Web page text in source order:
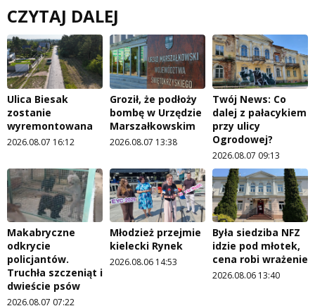
CZYTAJ DALEJ
Ulica Biesak
zostanie
wyremontowana
2026.08.07 16:12
Groził, że podłoży
bombę w Urzędzie
Marszałkowskim
2026.08.07 13:38
Twój News: Co
dalej z pałacykiem
przy ulicy
Ogrodowej?
2026.08.07 09:13
Makabryczne
odkrycie
policjantów.
Truchła szczeniąt i
dwieście psów
2026.08.07 07:22
Młodzież przejmie
kielecki Rynek
2026.08.06 14:53
Była siedziba NFZ
idzie pod młotek,
cena robi wrażenie
2026.08.06 13:40